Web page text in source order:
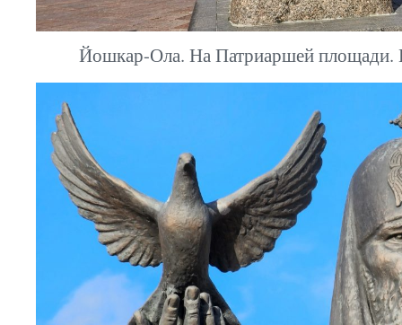
Йошкар-Ола. На Патриаршей площади.